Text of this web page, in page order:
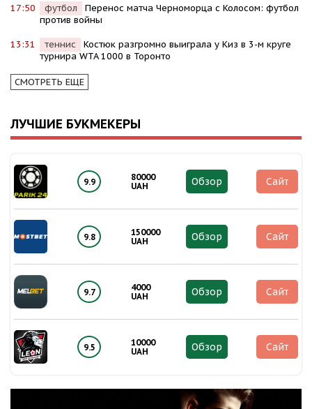
17:50 футбол
Перенос матча Черноморца с Колосом: футбол
против войны
13:31 теннис
Костюк разгромно выиграла у Киз в 3-м круге
турнира WTA 1000 в Торонто
СМОТРЕТЬ ЕЩЕ
ЛУЧШИЕ БУКМЕКЕРЫ
9.9
80000
UAH
Обзор Сайт
9.8
150000
UAH
Обзор Сайт
9.7
4000
UAH
Обзор Сайт
9.5
10000
UAH
Обзор Сайт